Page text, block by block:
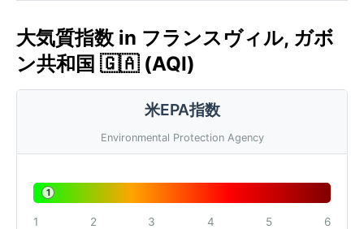
大気質指数 in フランスヴィル, ガボ
ン共和国 🇬🇦 (AQI)
米EPA指数
Environmental Protection Agency
1
1 2 3 4 5 6